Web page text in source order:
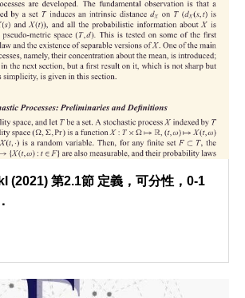
(2021) 第2.1節 定義，可分性，0-1